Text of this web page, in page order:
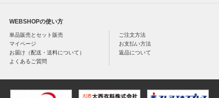
WEBSHOPの使い方
単品販売とセット販売
ご注文方法
マイページ
お支払い方法
お届け（配送・送料について）
返品について
よくあるご質問